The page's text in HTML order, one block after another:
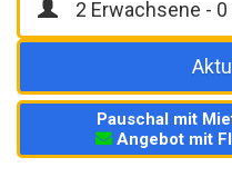
Pauschal mit
Angebot mit